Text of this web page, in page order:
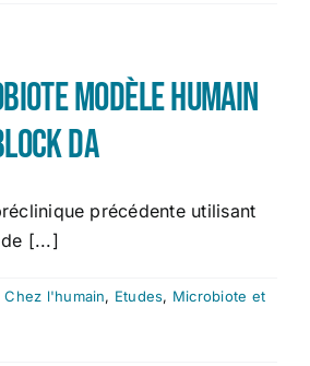
modèle humain
DA
précédente utilisant
[...]
Chez l'humain, Etudes, Microbiote et